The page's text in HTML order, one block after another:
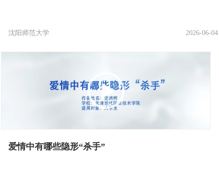
沈阳师范大学 2026-06-04
爱情中有哪些隐形“杀手”